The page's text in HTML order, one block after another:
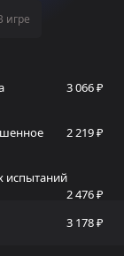
игре
3 066 ₽
2 219 ₽
испытаний
2 476 ₽
3 178 ₽